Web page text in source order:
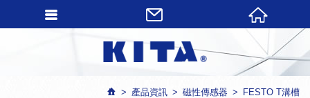
產品資訊 磁性傳感器 FESTO T溝槽